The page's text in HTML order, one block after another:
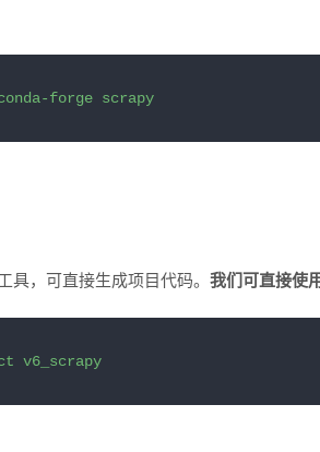
forge scrapy
具，可直接生成项目代码。 我们可直接使
v6_scrapy